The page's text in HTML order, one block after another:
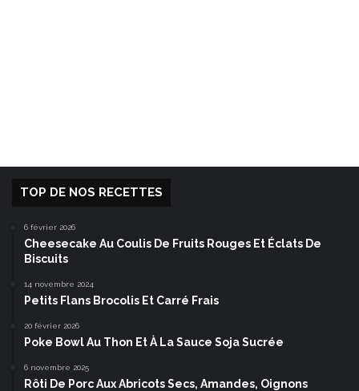
TOP DE NOS RECETTES
6 février 2026
Cheesecake Au Coulis De Fruits Rouges Et Éclats De
Biscuits
14 novembre 2024
Petits Flans Brocolis Et Carré Frais
20 février 2026
Poke Bowl Au Thon Et À La Sauce Soja Sucrée
6 novembre 2025
Rôti De Porc Aux Abricots Secs, Amandes, Oignons